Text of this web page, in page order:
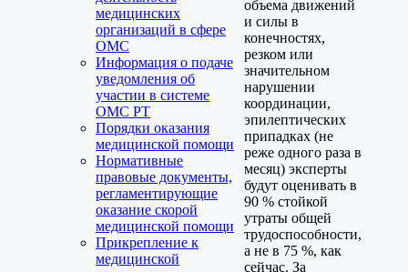
медицинских
организаций в сфере
ОМС
Информация о подаче
уведомления об
участии в системе
ОМС РТ
Порядки оказания
медицинской помощи
Нормативные
правовые документы,
регламентирующие
оказание скорой
медицинской помощи
Прикрепление к
медицинской
объема движений
и силы в
конечностях,
резком или
значительном
нарушении
координации,
эпилептических
припадках (не
реже одного раза в
месяц) эксперты
будут оценивать в
90 % стойкой
утраты общей
трудоспособности,
а не в 75 %, как
сейчас. За